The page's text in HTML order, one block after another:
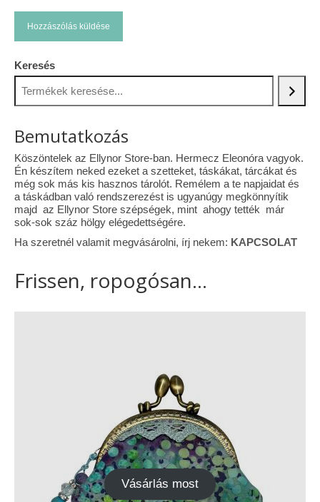
Keresés
Bemutatkozás
Köszöntelek az Ellynor Store-ban. Hermecz Eleonóra vagyok.
Én készítem neked ezeket a szetteket, táskákat, tárcákat és
még sok más kis hasznos tárolót. Remélem a te napjaidat és
a táskádban való rendszerezést is ugyanúgy megkönnyítik
majd az Ellynor Store szépségek, mint ahogy tették már
sok-sok száz hölgy elégedettségére.
Ha szeretnél valamit megvásárolni, írj nekem: KAPCSOLAT
Frissen, ropogósan...
Vásárlás most